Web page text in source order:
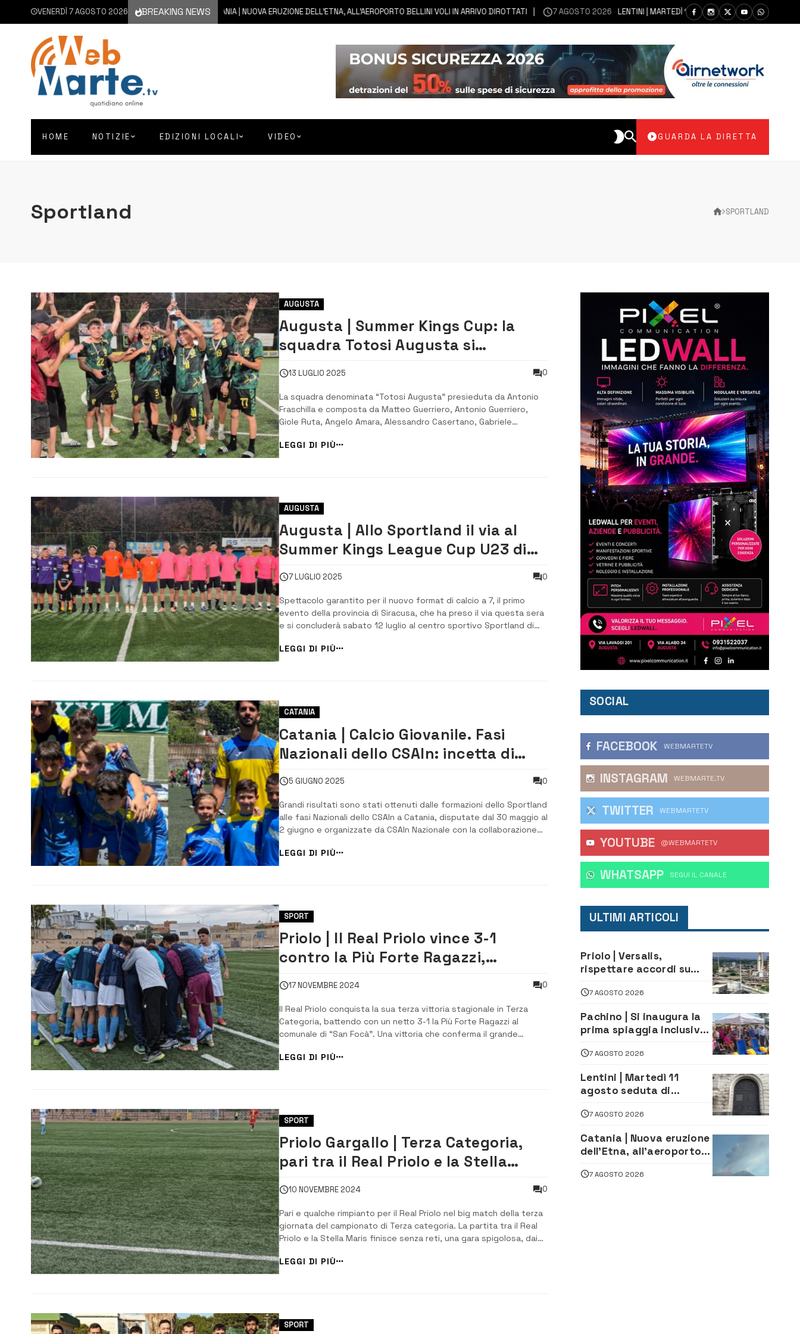
VENERDÌ 7 AGOSTO 2026 BREAKING NEWS
7 AGOSTO 2026 CATANIA | NUOVA ERUZIONE DELL’ETNA, ALL’AEROPORTO BELLINI VOLI IN ARRIVO DIROTTATI 7 AGOSTO 2026 LENTINI | MARTEDÌ 11 AGOSTO SEDUTA DI CONSIGLIO
HOME NOTIZIE EDIZIONI LOCALI VIDEO GUARDA LA DIRETTA
SPORTLAND
Sportland
AUGUSTA
Augusta | Summer Kings Cup: la
squadra Totosi Augusta si
aggiudica il torneo
13 LUGLIO 2025 0
La squadra denominata “Totosi Augusta” presieduta da Antonio
Fraschilla e composta da Matteo Guerriero, Antonio Guerriero,
Giole Ruta, Angelo Amara, Alessandro Casertano, Gabriele
Ferraguto, Domenico Di Grande, Fabiano Spanò e Marco Celano, si
aggiudica la prima edizione in provincia di Siracusa del Summer
Kings Cup. “Totosi Augusta” ha battut...
LEGGI DI PIÙ
AUGUSTA
Augusta | Allo Sportland il via al
Summer Kings League Cup U23 di
calcio a 7
7 LUGLIO 2025 0
Spettacolo garantito per il nuovo format di calcio a 7, il primo
evento della provincia di Siracusa, che ha preso il via questa sera
e si concluderà sabato 12 luglio al centro sportivo Sportland di
Summer Kings Cup: Bongios Bulls, King Ass, […]
LEGGI DI PIÙ
CATANIA
Catania | Calcio Giovanile. Fasi
Nazionali dello CSAIn: incetta di
podi per lo Sportland
5 GIUGNO 2025 0
Grandi risultati sono stati ottenuti dalle formazioni dello Sportland
alle fasi Nazionali dello CSAIn a Catania, disputate dal 30 maggio al
2 giugno e organizzate da CSAIn Nazionale con la collaborazione
del Comitato regionale Sicilia. Sia i piccoli 2018, che i Pulcini 2014
(c5) hanno ottenuto il posto più in alto del podio, mentre i […...
LEGGI DI PIÙ
SPORT
Priolo | Il Real Priolo vince 3-1
contro la Più Forte Ragazzi,
restando in vetta alla classifica
17 NOVEMBRE 2024 0
Il Real Priolo conquista la sua terza vittoria stagionale in Terza
Categoria, battendo con un netto 3-1 la Più Forte Ragazzi al
comunale di “San Focà”. Una vittoria che conferma il grande
momento di forma della squadra di mister Gianni Bellaera, che con
10 punti in 4 partite rimane nel gruppo di testa, affiancando Stella
[…]
LEGGI DI PIÙ
SPORT
Priolo Gargallo | Terza Categoria,
pari tra il Real Priolo e la Stella
Maris
10 NOVEMBRE 2024 0
Pari e qualche rimpianto per il Real Priolo nel big match della terza
giornata del campionato di Terza categoria. La partita tra il Real
Priolo e la Stella Maris finisce senza reti, una gara spigolosa, dai
toni agonistici accesi, ma sostanzialmente corretta. Tra i
protagonisti di giornata, il direttore di gara Mineo di Ragusa, che
[…]
LEGGI DI PIÙ
SPORT
SOCIAL
FACEBOOK WEBMARTETV
INSTAGRAM WEBMARTE.TV
TWITTER WEBMARTETV
YOUTUBE @WEBMARTETV
WHATSAPP ‎SEGUI IL CANALE
ULTIMI ARTICOLI
Priolo | Versalis,
rispettare accordi su
lavoro. Il sindaco scrive
alla società
7 AGOSTO 2026
Pachino | Si inaugura la
prima spiaggia inclusiva
assistenza e prevenzione
aperte a tutti
7 AGOSTO 2026
Lentini | Martedì 11
agosto seduta di
7 AGOSTO 2026
Catania | Nuova eruzione
dell’Etna, all’aeroporto
dirottati
7 AGOSTO 2026